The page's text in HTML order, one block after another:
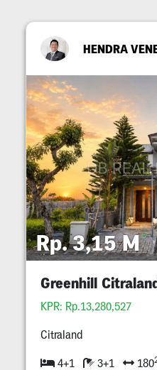
HENDRA
Rp. 3,15 M
KPR: Rp.13,280,527
Citraland
4+1 3+1 180